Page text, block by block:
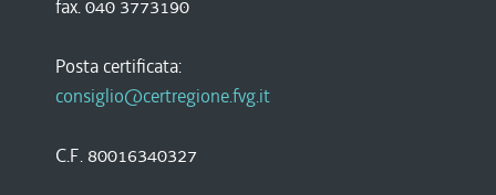
fax. 040 3773190
Posta certificata:
consiglio@certregione.fvg.it
C.F. 80016340327